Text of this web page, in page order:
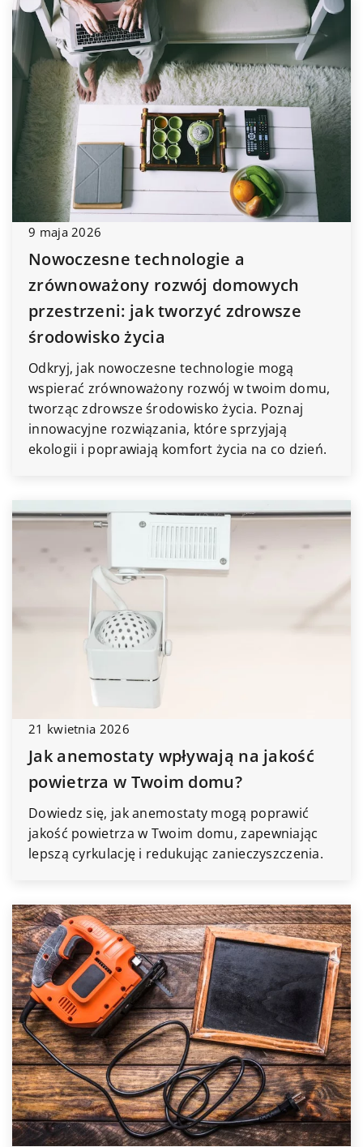
9 maja 2026
Nowoczesne technologie a
zrównoważony rozwój domowych
przestrzeni: jak tworzyć zdrowsze
środowisko życia
Odkryj, jak nowoczesne technologie mogą
wspierać zrównoważony rozwój w twoim domu,
tworząc zdrowsze środowisko życia. Poznaj
innowacyjne rozwiązania, które sprzyjają
ekologii i poprawiają komfort życia na co dzień.
21 kwietnia 2026
Jak anemostaty wpływają na jakość
powietrza w Twoim domu?
Dowiedz się, jak anemostaty mogą poprawić
jakość powietrza w Twoim domu, zapewniając
lepszą cyrkulację i redukując zanieczyszczenia.